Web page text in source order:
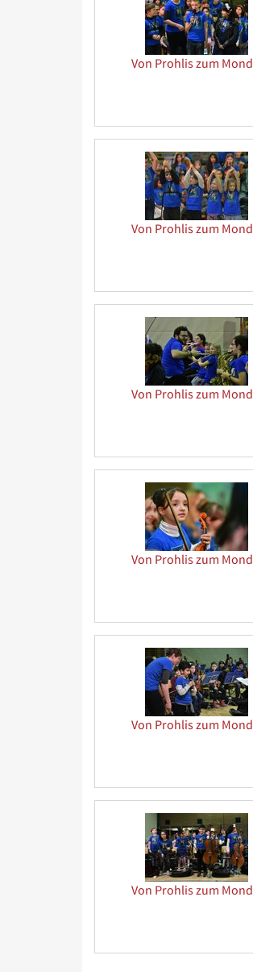
Von Prohlis zum Mond
Von Prohlis zum Mond
Von Prohlis zum Mond
Von Prohlis zum Mond
Von Prohlis zum Mond
Von Prohlis zum Mond